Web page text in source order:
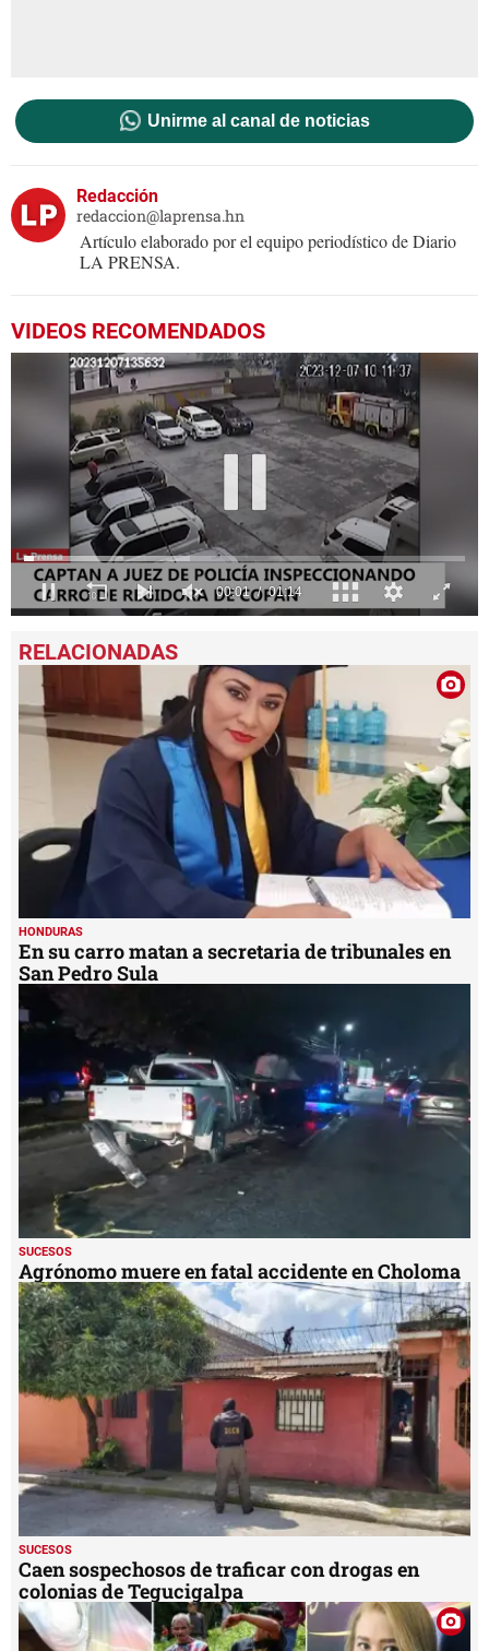
Unirme al canal de noticias
Redacción
redaccion@laprensa.hn
Artículo elaborado por el equipo periodístico de Diario
LA PRENSA.
VIDEOS RECOMENDADOS
seconds
of
minute,
14
seconds
HONDURAS
En su carro matan a secretaria de tribunales en
San Pedro Sula
SUCESOS
Agrónomo muere en fatal accidente en Choloma
SUCESOS
Caen sospechosos de traficar con drogas en
colonias de Tegucigalpa